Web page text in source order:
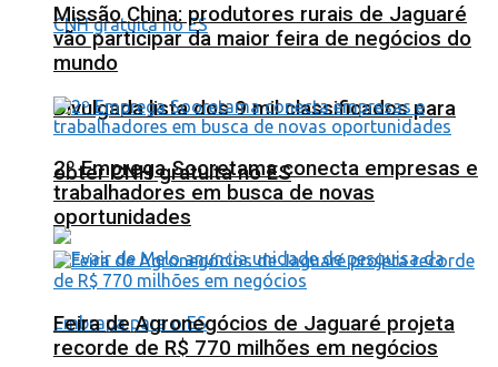
Divulgada lista dos 9 mil classificados para
obter CNH gratuita no ES
Missão China: produtores rurais de Jaguaré
vão participar da maior feira de negócios do
mundo
2º Emprega Sooretama conecta empresas e
trabalhadores em busca de novas
oportunidades
Feira de Agronegócios de Jaguaré projeta
recorde de R$ 770 milhões em negócios